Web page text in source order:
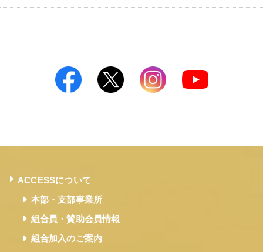
ACCESSについて
本部・支部事業所
組合員・賛助会員情報
組合加入のご案内